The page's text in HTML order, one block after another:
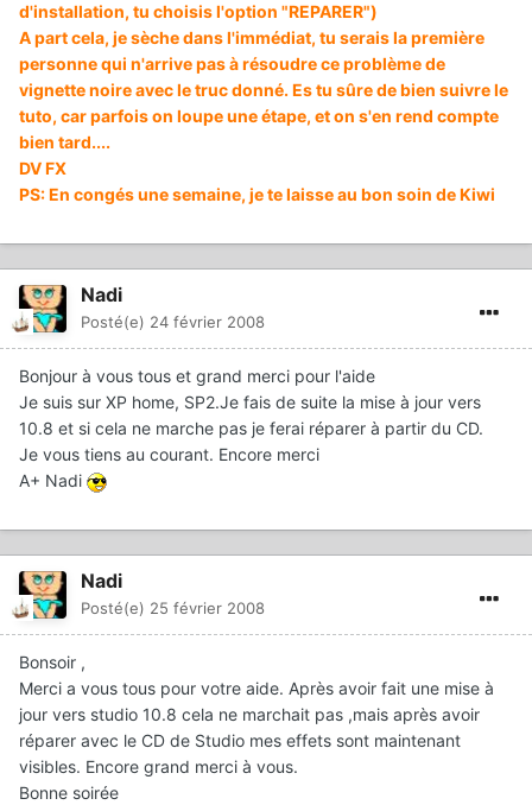
d'installation, tu choisis l'option "REPARER")
A part cela, je sèche dans l'immédiat, tu serais la première
personne qui n'arrive pas à résoudre ce problème de
vignette noire avec le truc donné. Es tu sûre de bien suivre le
tuto, car parfois on loupe une étape, et on s'en rend compte
bien tard....
DV FX
PS: En congés une semaine, je te laisse au bon soin de Kiwi
Nadi
Posté(e) 24 février 2008
Bonjour à vous tous et grand merci pour l'aide
Je suis sur XP home, SP2.Je fais de suite la mise à jour vers
10.8 et si cela ne marche pas je ferai réparer à partir du CD.
Je vous tiens au courant. Encore merci
A+ Nadi
Nadi
Posté(e) 25 février 2008
Bonsoir ,
Merci a vous tous pour votre aide. Après avoir fait une mise à
jour vers studio 10.8 cela ne marchait pas ,mais après avoir
réparer avec le CD de Studio mes effets sont maintenant
visibles. Encore grand merci à vous.
Bonne soirée